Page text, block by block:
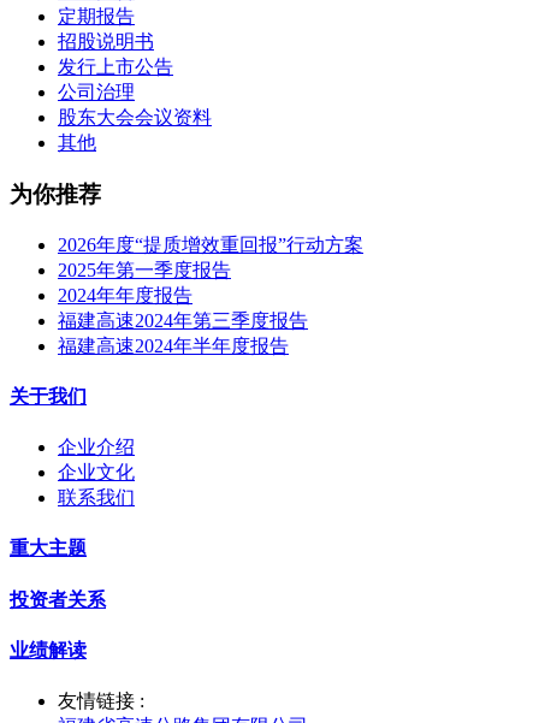
定期报告
招股说明书
发行上市公告
公司治理
股东大会会议资料
其他
为你推荐
2026年度“提质增效重回报”行动方案
2025年第一季度报告
2024年年度报告
福建高速2024年第三季度报告
福建高速2024年半年度报告
关于我们
企业介绍
企业文化
联系我们
重大主题
投资者关系
业绩解读
友情链接 :